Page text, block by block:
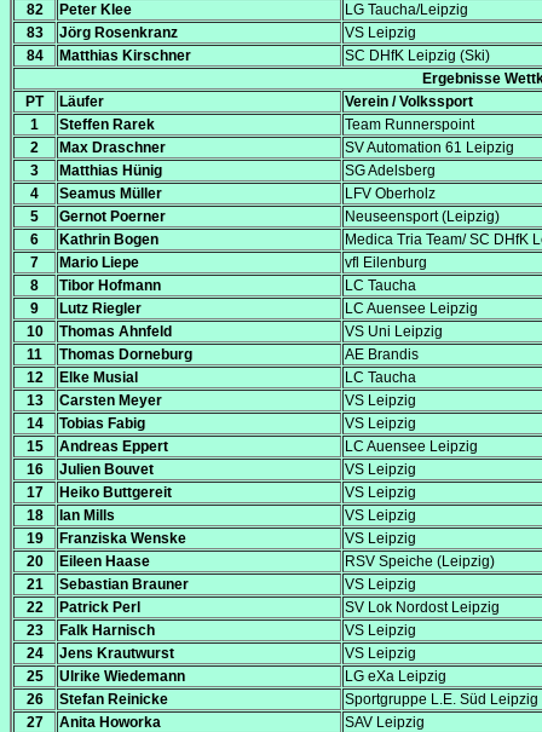
82
Peter Klee
LG Taucha/Leipzig
83
Jörg Rosenkranz
VS Leipzig
84
Matthias Kirschner
SC DHfK Leipzig (Ski)
Ergebnisse
PT
Läufer
Verein / Volkssport
1
Steffen Rarek
Team Runnerspoint
2
Max Draschner
SV Automation 61 Leipzig
3
Matthias Hünig
SG Adelsberg
4
Seamus Müller
LFV Oberholz
5
Gernot Poerner
Neuseensport (Leipzig)
6
Kathrin Bogen
Medica Tria Team/ SC DHfK
7
Mario Liepe
vfl Eilenburg
8
Tibor Hofmann
LC Taucha
9
Lutz Riegler
LC Auensee Leipzig
10
Thomas Ahnfeld
VS Uni Leipzig
11
Thomas Dorneburg
AE Brandis
12
Elke Musial
LC Taucha
13
Carsten Meyer
VS Leipzig
14
Tobias Fabig
VS Leipzig
15
Andreas Eppert
LC Auensee Leipzig
16
Julien Bouvet
VS Leipzig
17
Heiko Buttgereit
VS Leipzig
18
Ian Mills
VS Leipzig
19
Franziska Wenske
VS Leipzig
20
Eileen Haase
RSV Speiche (Leipzig)
21
Sebastian Brauner
VS Leipzig
22
Patrick Perl
SV Lok Nordost Leipzig
23
Falk Harnisch
VS Leipzig
24
Jens Krautwurst
VS Leipzig
25
Ulrike Wiedemann
LG eXa Leipzig
26
Stefan Reinicke
Sportgruppe L.E. Süd Leipzig
27
Anita Howorka
SAV Leipzig